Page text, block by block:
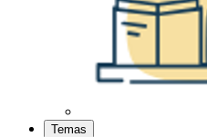
Temas